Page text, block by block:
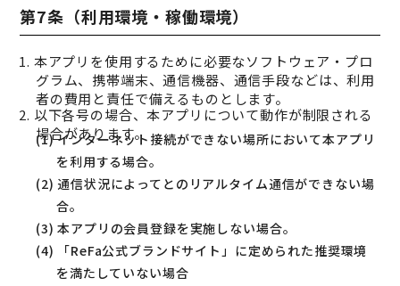
第7条（利用環境・稼働環境）
1. 本アプリを使用するために必要なソフトウェア・プロ
グラム、携帯端末、通信機器、通信手段などは、利用
者の費用と責任で備えるものとします。
2. 以下各号の場合、本アプリについて動作が制限される
場合があります。
(1) インターネット接続ができない場所において本アプリ
を利用する場合。
(2) 通信状況によってとのリアルタイム通信ができない場
合。
(3) 本アプリの会員登録を実施しない場合。
(4) 「ReFa公式ブランドサイト」に定められた推奨環境
を満たしていない場合